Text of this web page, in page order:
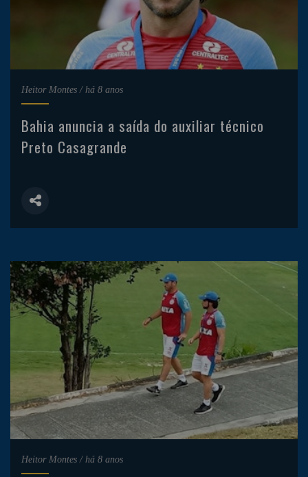
Heitor Montes / há 8 anos
Bahia anuncia a saída do auxiliar técnico
Preto Casagrande
Heitor Montes / há 8 anos